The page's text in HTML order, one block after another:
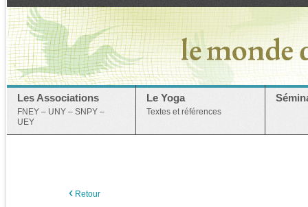
Les Associations
FNEY – UNY – SNPY –
UEY
Le Yoga
Textes et références
‹ Retour